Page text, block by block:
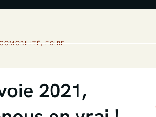
,FOIRE
2021,